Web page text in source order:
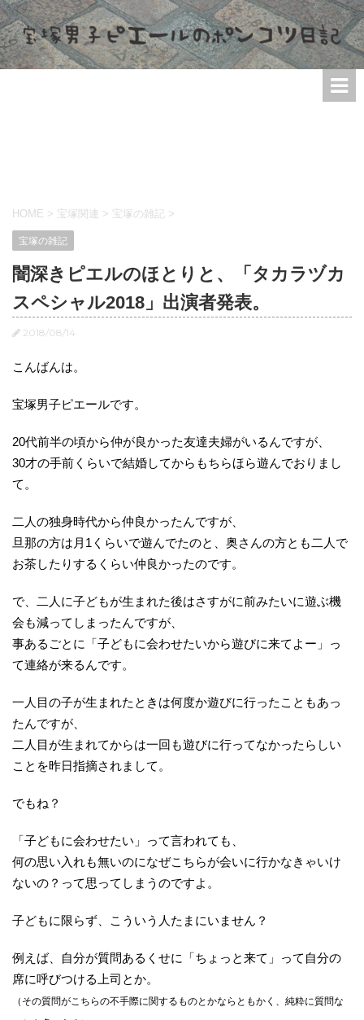
HOME > 宝塚関連 > 宝塚の雑記 >
宝塚の雑記
闇深きピエルのほとりと、「タカラヅカ
スペシャル2018」出演者発表。
2018/08/14
こんばんは。
宝塚男子ピエールです。
20代前半の頃から仲が良かった友達夫婦がいるんですが、
30才の手前くらいで結婚してからもちらほら遊んでおりまし
て。
二人の独身時代から仲良かったんですが、
旦那の方は月1くらいで遊んでたのと、奥さんの方とも二人で
お茶したりするくらい仲良かったのです。
で、二人に子どもが生まれた後はさすがに前みたいに遊ぶ機
会も減ってしまったんですが、
事あるごとに「子どもに会わせたいから遊びに来てよー」っ
て連絡が来るんです。
一人目の子が生まれたときは何度か遊びに行ったこともあっ
たんですが、
二人目が生まれてからは一回も遊びに行ってなかったらしい
ことを昨日指摘されまして。
でもね？
「子どもに会わせたい」って言われても、
何の思い入れも無いのになぜこちらが会いに行かなきゃいけ
ないの？って思ってしまうのですよ。
子どもに限らず、こういう人たまにいません？
例えば、自分が質問あるくせに「ちょっと来て」って自分の
席に呼びつける上司とか。
（その質問がこちらの不手際に関するものとかならともかく、純粋に質問な